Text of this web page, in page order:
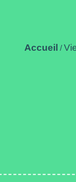
Accueil /